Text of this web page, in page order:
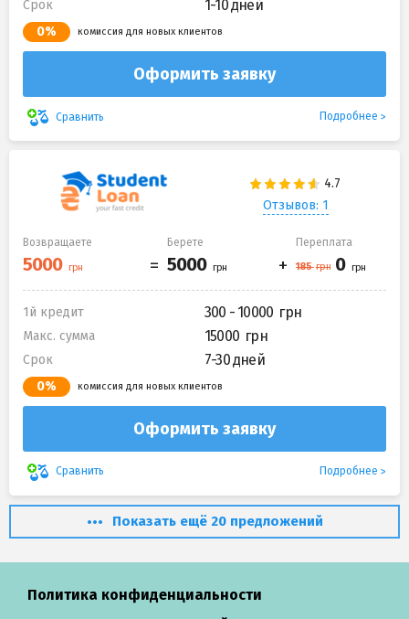
Срок 1-10 дней
0% комиссия для новых клиентов
Оформить заявку
Сравнить Подробнее
Отзывов: 1
Возвращаете Берете Переплата
1й кредит 300 - 10000
Макс. сумма 15000
Срок 7-30 дней
0% комиссия для новых клиентов
Оформить заявку
Сравнить Подробнее
Показать ещё 20 предложений
Политика конфиденциальности